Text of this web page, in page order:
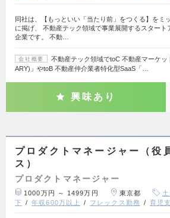
同社は、【もっといい「当たり前」をつくる】をミ
に掲げ、 不動産テック領域で事業展開するスタート
企業です。 不動…
会社概要
不動産テック領域でtoC 不動産マーケ
ARY)」やtoB 不動産仲介業者特化型SaaS「…
興味あり
プロダクトマネージャー（役
ス）
プロダクトマネージャー
1000万円 ～ 1499万円 東京都
下
年収600万以上 フレックス勤務 育児